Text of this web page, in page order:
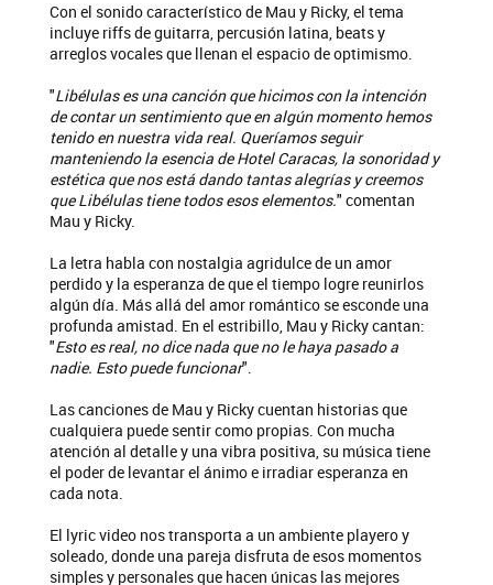
Con el sonido característico de Mau y Ricky, el tema
incluye riffs de guitarra, percusión latina, beats y
arreglos vocales que llenan el espacio de optimismo.
"Libélulas es una canción que hicimos con la intención
de contar un sentimiento que en algún momento hemos
tenido en nuestra vida real. Queríamos seguir
manteniendo la esencia de Hotel Caracas, la sonoridad y
estética que nos está dando tantas alegrías y creemos
que Libélulas tiene todos esos elementos." comentan
Mau y Ricky.
La letra habla con nostalgia agridulce de un amor
perdido y la esperanza de que el tiempo logre reunirlos
algún día. Más allá del amor romántico se esconde una
profunda amistad. En el estribillo, Mau y Ricky cantan:
"Esto es real, no dice nada que no le haya pasado a
nadie. Esto puede funcionar".
Las canciones de Mau y Ricky cuentan historias que
cualquiera puede sentir como propias. Con mucha
atención al detalle y una vibra positiva, su música tiene
el poder de levantar el ánimo e irradiar esperanza en
cada nota.
El lyric video nos transporta a un ambiente playero y
soleado, donde una pareja disfruta de esos momentos
simples y personales que hacen únicas las mejores